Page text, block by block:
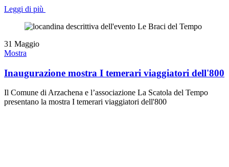
Leggi di più
31 Maggio
Mostra
Inaugurazione mostra I temerari viaggiatori dell'800
Il Comune di Arzachena e l’associazione La Scatola del Tempo
presentano la mostra I temerari viaggiatori dell'800